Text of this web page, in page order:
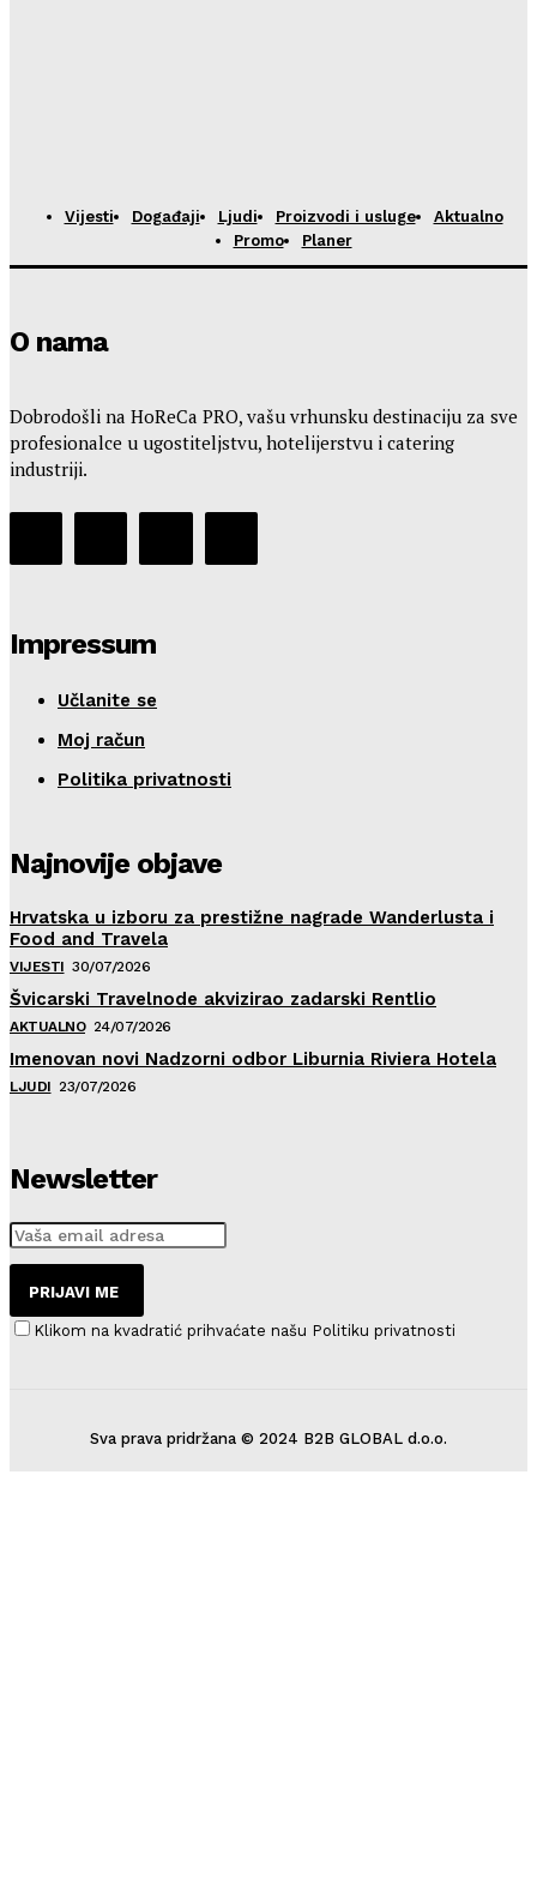
Vijesti Događaji Ljudi Proizvodi i usluge
Aktualno
Promo
Planer
O nama
Dobrodošli na HoReCa PRO, vašu vrhunsku destinaciju za sve
profesionalce u ugostiteljstvu, hotelijerstvu i catering
industriji.
Impressum
Učlanite se
Moj račun
Politika privatnosti
Najnovije objave
Hrvatska u izboru za prestižne nagrade Wanderlusta i
Food and Travela
VIJESTI 30/07/2026
Švicarski Travelnode akvizirao zadarski Rentlio
AKTUALNO 24/07/2026
Imenovan novi Nadzorni odbor Liburnia Riviera Hotela
LJUDI 23/07/2026
Newsletter
PRIJAVI ME
Klikom na kvadratić prihvaćate našu Politiku privatnosti
Sva prava pridržana © 2024 B2B GLOBAL d.o.o.